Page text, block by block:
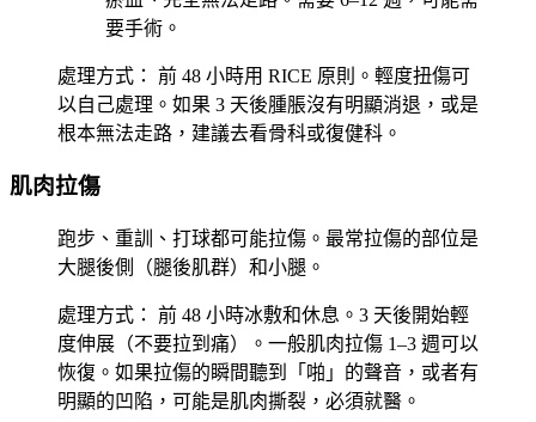
要手術。
處理方式： 前 48 小時用 RICE 原則。輕度扭傷可
以自己處理。如果 3 天後腫脹沒有明顯消退，或是
根本無法走路，建議去看骨科或復健科。
肌肉拉傷
跑步、重訓、打球都可能拉傷。最常拉傷的部位是
大腿後側（腿後肌群）和小腿。
處理方式： 前 48 小時冰敷和休息。3 天後開始輕
度伸展（不要拉到痛）。一般肌肉拉傷 1–3 週可以
恢復。如果拉傷的瞬間聽到「啪」的聲音，或者有
明顯的凹陷，可能是肌肉撕裂，必須就醫。